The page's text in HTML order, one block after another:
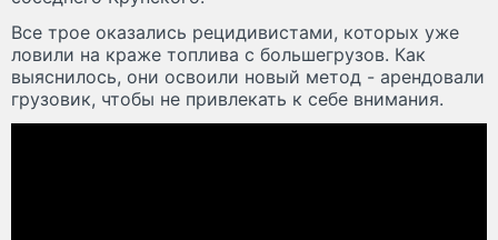
Все трое оказались рецидивистами, которых уже
ловили на краже топлива с большегрузов. Как
выяснилось, они освоили новый метод - арендовали
грузовик, чтобы не привлекать к себе внимания.